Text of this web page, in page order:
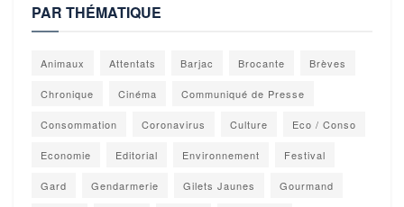
PAR THÉMATIQUE
Animaux Attentats Barjac Brocante Brèves
Chronique Cinéma Communiqué de Presse
Consommation Coronavirus Culture Eco / Conso
Economie Editorial Environnement Festival
Gard Gendarmerie Gilets Jaunes Gourmand